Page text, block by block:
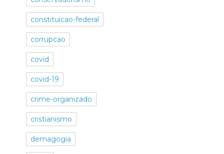
constituicao-federal
corrupcao
covid
covid-19
crime-organizado
cristianismo
demagogia